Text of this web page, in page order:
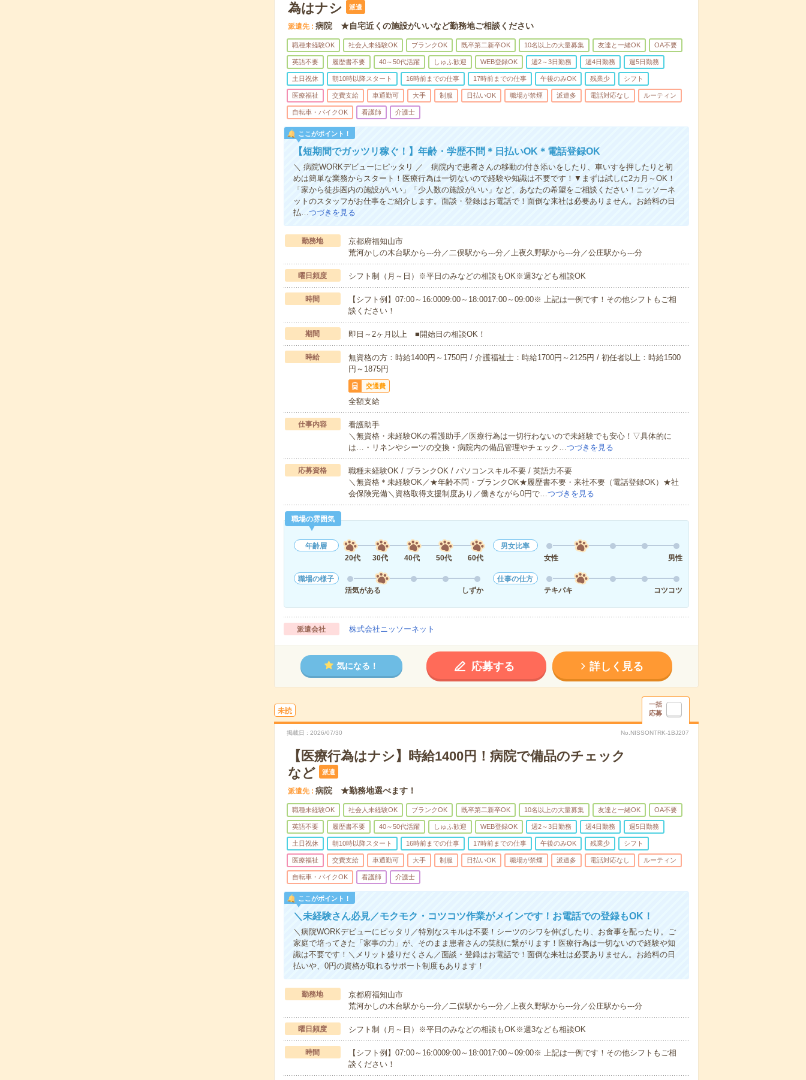
為はナシ
派遣
派遣先 病院 ★自宅近くの施設がいいなど勤務地ご相談ください
職種未経験OK 社会人未経験OK ブランクOK 既卒第二新卒OK 10名以上の大量募集 友達と一緒OK OA不要
英語不要 履歴書不要 40～50代活躍 しゅふ歓迎 WEB登録OK 週2～3日勤務 週4日勤務 週5日勤務
土日祝休 朝10時以降スタート 16時前までの仕事 17時前までの仕事 午後のみOK 残業少 シフト
医療福祉 交費支給 車通勤可 大手 制服 日払いOK 職場が禁煙 派遣多 電話対応なし ルーティン
自転車・バイクOK 看護師 介護士
ここがポイント！
【短期間でガッツリ稼ぐ！】年齢・学歴不問＊日払いOK＊電話登録OK
＼ 病院WORKデビューにピッタリ ／ 病院内で患者さんの移動の付き添いをしたり、車いすを押したりと初
めは簡単な業務からスタート！医療行為は一切ないので経験や知識は不要です！▼まずは試しに2カ月～OK！
「家から徒歩圏内の施設がいい」「少人数の施設がいい」など、あなたの希望をご相談ください！ニッソーネ
ットのスタッフがお仕事をご紹介します。面談・登録はお電話で！面倒な来社は必要ありません。お給料の日
払…つづきを見る
勤務地
京都府福知山市
荒河かしの木台駅から---分／二俣駅から---分／上夜久野駅から---分／公庄駅から---分
曜日頻度 シフト制（月～日）※平日のみなどの相談もOK※週3なども相談OK
時間
【シフト例】07:00～16:0009:00～18:0017:00～09:00※ 上記は一例です！その他シフトもご相
談ください！
期間 即日～2ヶ月以上 ■開始日の相談OK！
時給
無資格の方：時給1400円～1750円 / 介護福祉士：時給1700円～2125円 / 初任者以上：時給1500
円～1875円
交通費
全額支給
仕事内容
看護助手
＼無資格・未経験OKの看護助手／医療行為は一切行わないので未経験でも安心！▽具体的に
は…・リネンやシーツの交換・病院内の備品管理やチェック…つづきを見る
応募資格
職種未経験OK / ブランクOK / パソコンスキル不要 / 英語力不要
＼無資格＊未経験OK／★年齢不問・ブランクOK★履歴書不要・来社不要（電話登録OK）★社
会保険完備＼資格取得支援制度あり／働きながら0円で…つづきを見る
職場の雰囲気
年齢層
20代
30代 40代 50代 60代
男女比率
女性
男性
職場の様子
活気がある
しずか
仕事の仕方
テキパキ
コツコツ
派遣会社 株式会社ニッソーネット
気になる！ 応募する 詳しく見る
未読
一括
応募
掲載日 2026/07/30 No.NISSONTRK-1BJ207
【医療行為はナシ】時給1400円！病院で備品のチェック
など
派遣
派遣先 病院 ★勤務地選べます！
職種未経験OK 社会人未経験OK ブランクOK 既卒第二新卒OK 10名以上の大量募集 友達と一緒OK OA不要
英語不要 履歴書不要 40～50代活躍 しゅふ歓迎 WEB登録OK 週2～3日勤務 週4日勤務 週5日勤務
土日祝休 朝10時以降スタート 16時前までの仕事 17時前までの仕事 午後のみOK 残業少 シフト
医療福祉 交費支給 車通勤可 大手 制服 日払いOK 職場が禁煙 派遣多 電話対応なし ルーティン
自転車・バイクOK 看護師 介護士
ここがポイント！
＼未経験さん必見／モクモク・コツコツ作業がメインです！お電話での登録もOK！
＼病院WORKデビューにピッタリ／特別なスキルは不要！シーツのシワを伸ばしたり、お食事を配ったり。ご
家庭で培ってきた「家事の力」が、そのまま患者さんの笑顔に繋がります！医療行為は一切ないので経験や知
識は不要です！＼メリット盛りだくさん／面談・登録はお電話で！面倒な来社は必要ありません。お給料の日
払いや、0円の資格が取れるサポート制度もあります！
勤務地
京都府福知山市
荒河かしの木台駅から---分／二俣駅から---分／上夜久野駅から---分／公庄駅から---分
曜日頻度 シフト制（月～日）※平日のみなどの相談もOK※週3なども相談OK
時間
【シフト例】07:00～16:0009:00～18:0017:00～09:00※ 上記は一例です！その他シフトもご相
談ください！